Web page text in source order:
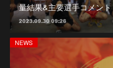
量結果&主要選手コメント
2023.09.30 09:26
NEWS